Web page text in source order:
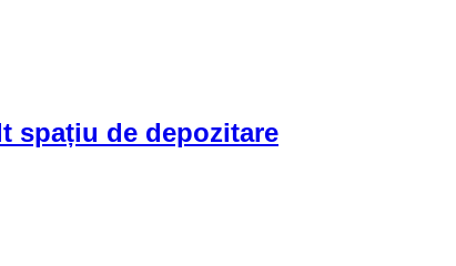
spațiu de depozitare